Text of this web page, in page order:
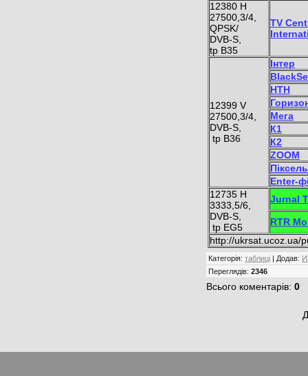
12380 H
27500,3/4,
QPSK/
DVB-S,
tp B35
TV
12399 V
27500,3/4,
DVB-S,
tp B36
Інтер
НТН
Мега
К1
К2
ZOOM
Піксель
Enter-
12735 Н
3333,5/6,
DVB-S,
tp EG5
Jurnal
RTR
http://ukrsat.ucoz.ua/
Категорія: таблиці Додав:
Переглядів: 2346
Всього коментарів: 0